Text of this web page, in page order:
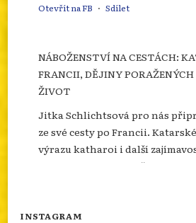
Otevřít na FB · Sdílet
NÁBOŽENSTVÍ NA CESTÁCH:
FRANCII, DĚJINY
ŽIVOT
Jitka Schlichtsová pro nás
ze své cesty po Francii.
výrazu katharoi i další
Více se dozvíte na našem webu.
INSTAGRAM